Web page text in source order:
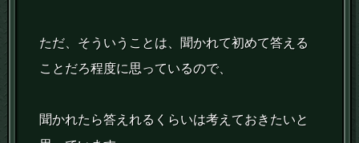
ただ、そういうことは、聞かれて初めて答える
ことだろ程度に思っているので、
聞かれたら答えれるくらいは考えておきたいと